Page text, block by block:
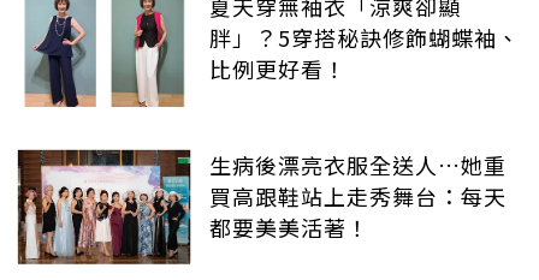
胖」？5穿搭秘訣修飾蝴蝶袖、
比例更好看！
生病後漂亮衣服全送人…她重
買高跟鞋站上走秀舞台：每天
都要美美活著！